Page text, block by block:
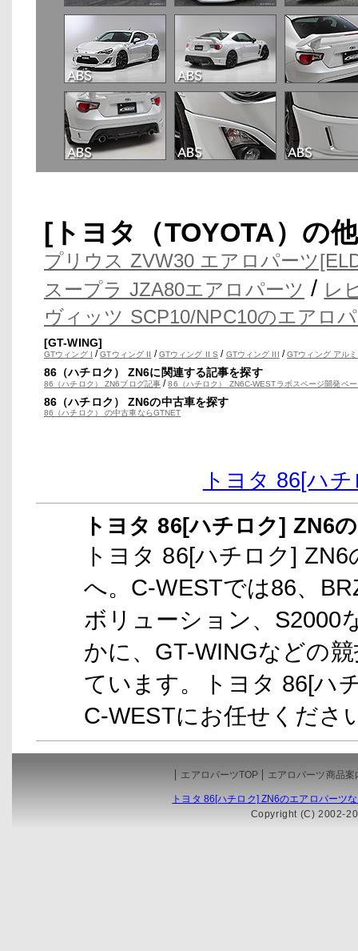
[トヨタ（TOYOTA）の
プリウス ZVW30 エアロパーツ
スープラ JZA80エアロパーツ / レ
ヴィッツ SCP10/NPC10のエアロ
[GT-WING]
GTウィング I /GTウィング II /GTウィング II S / GTウィング III /GTウィング アル
86（ハチロク） ZN6に関連する記事を探す
86（ハチロク） ZN6ブログ記事 /86（ハチロク） ZN6C-WESTラボスページ開発ペ
86（ハチロク） ZN6の中古車を探す
86（ハチロク） の中古車ならGTNET
トヨタ 86[ハ
トヨタ 86[ハチロク] ZN6
トヨタ 86[ハチロク]
へ。C-WESTでは86、
ボリューション、S2000
かに、GT-WINGなどの
ています。トヨタ 86[ハ
C-WESTにお任せくださ
エアロパーツTOP エアロパーツ商品案
トヨタ 86[ハチロク] ZN6のエアロパーツ
Copyright (C) 2002-